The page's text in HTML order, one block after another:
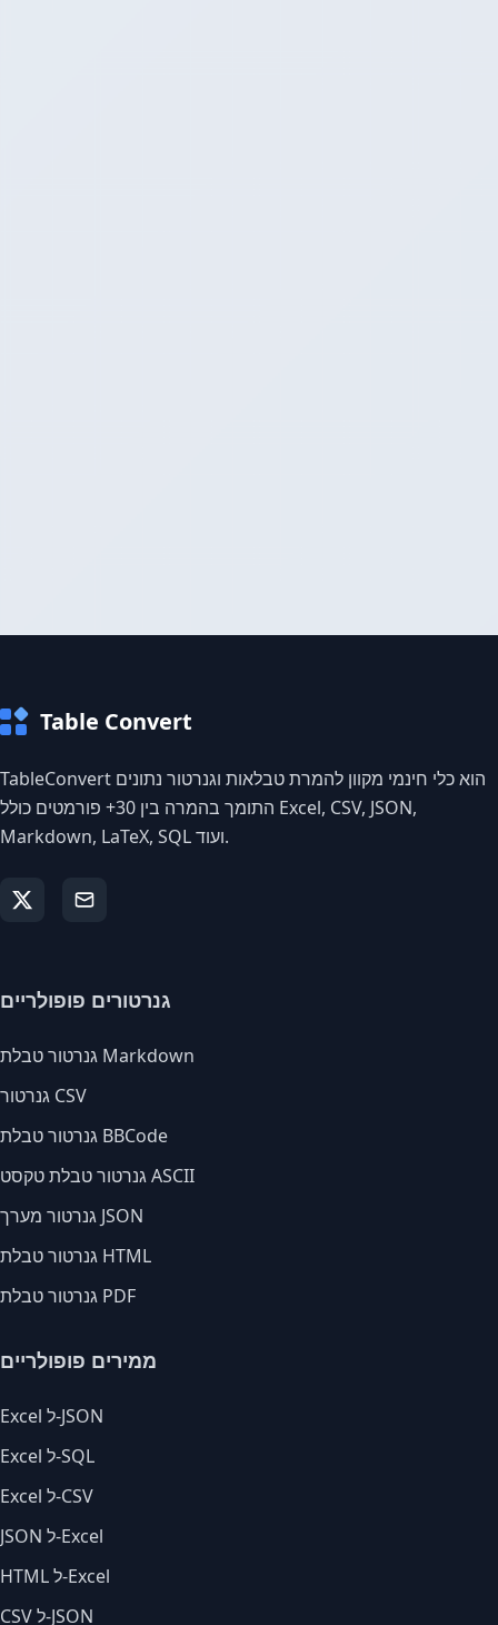
Table Convert
TableConvert הוא כלי חינמי מקוון להמרת טבלאות וגנרטור נתונים
התומך בהמרה בין 30+ פורמטים כולל Excel, CSV, JSON,
Markdown, LaTeX, SQL ועוד.
גנרטורים פופולריים
גנרטור טבלת Markdown
גנרטור CSV
גנרטור טבלת BBCode
גנרטור טבלת טקסט ASCII
גנרטור מערך JSON
גנרטור טבלת HTML
גנרטור טבלת PDF
ממירים פופולריים
Excel ל-JSON
Excel ל-SQL
Excel ל-CSV
JSON ל-Excel
HTML ל-Excel
CSV ל-JSON